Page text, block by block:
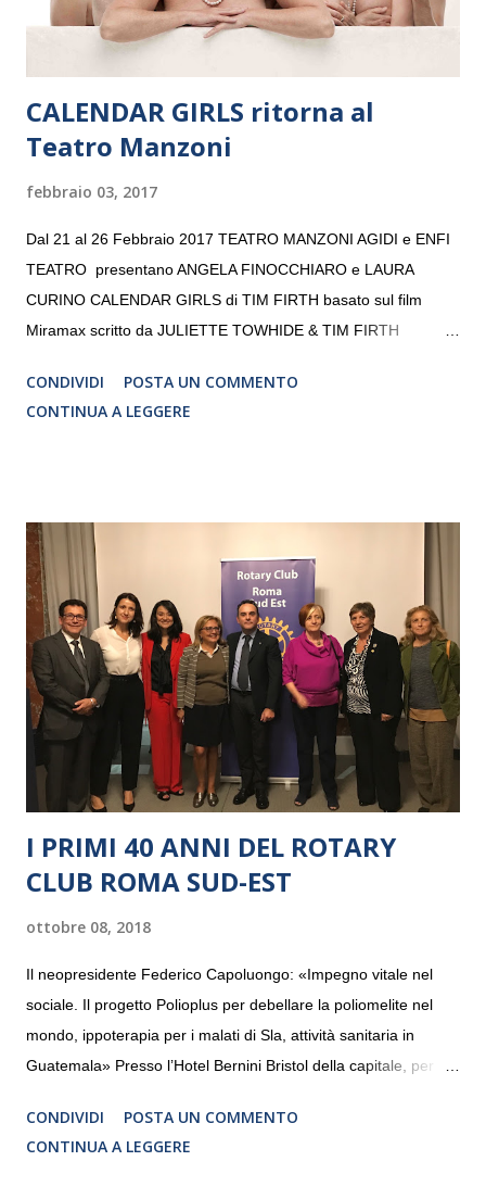
CALENDAR GIRLS ritorna al
Teatro Manzoni
febbraio 03, 2017
Dal 21 al 26 Febbraio 2017 TEATRO MANZONI AGIDI e ENFI
TEATRO presentano ANGELA FINOCCHIARO e LAURA
CURINO CALENDAR GIRLS di TIM FIRTH basato sul film
Miramax scritto da JULIETTE TOWHIDE & TIM FIRTH
CRISTINA PEZZOLI
CONDIVIDI
POSTA UN COMMENTO
CONTINUA A LEGGERE
I PRIMI 40 ANNI DEL ROTARY
CLUB ROMA SUD-EST
ottobre 08, 2018
Il neopresidente Federico Capoluongo: «Impegno vitale nel
sociale. Il progetto Polioplus per debellare la poliomelite nel
mondo, ippoterapia per i malati di Sla, attività sanitaria in
Guatemala» Presso l’Hotel Bernini Bristol della capitale, per la
programmazione del Rotary Club Roma Sud-Est che festeggia
i quaranta anni di attività. Un’occasione per raccontare al
CONDIVIDI
POSTA UN COMMENTO
CONTINUA A LEGGERE